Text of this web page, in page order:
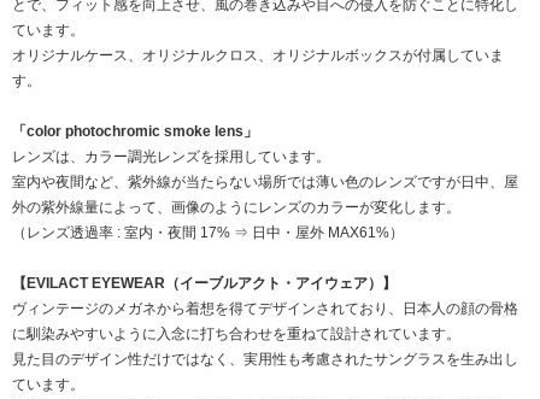
とで、フィット感を向上させ、風の巻き込みや目への侵入を防ぐことに特化し
ています。
オリジナルケース、オリジナルクロス、オリジナルボックスが付属していま
す。
「color photochromic smoke lens」
レンズは、カラー調光レンズを採用しています。
室内や夜間など、紫外線が当たらない場所では薄い色のレンズですが日中、屋
外の紫外線量によって、画像のようにレンズのカラーが変化します。
（レンズ透過率 : 室内・夜間 17% ⇒ 日中・屋外 MAX61%）
【EVILACT EYEWEAR（イーブルアクト・アイウェア）】
ヴィンテージのメガネから着想を得てデザインされており、日本人の顔の骨格
に馴染みやすいように入念に打ち合わせを重ねて設計されています。
見た目のデザイン性だけではなく、実用性も考慮されたサングラスを生み出し
ています。